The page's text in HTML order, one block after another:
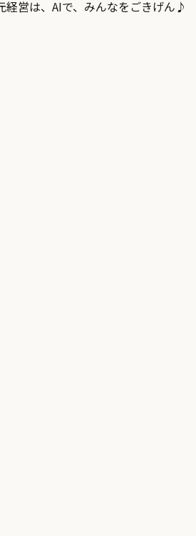
経営は、AIで、みんなをごきげん♪